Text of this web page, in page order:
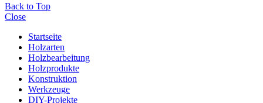
Back to Top
Close
Startseite
Holzarten
Holzbearbeitung
Holzprodukte
Konstruktion
Werkzeuge
DIY-Projekte